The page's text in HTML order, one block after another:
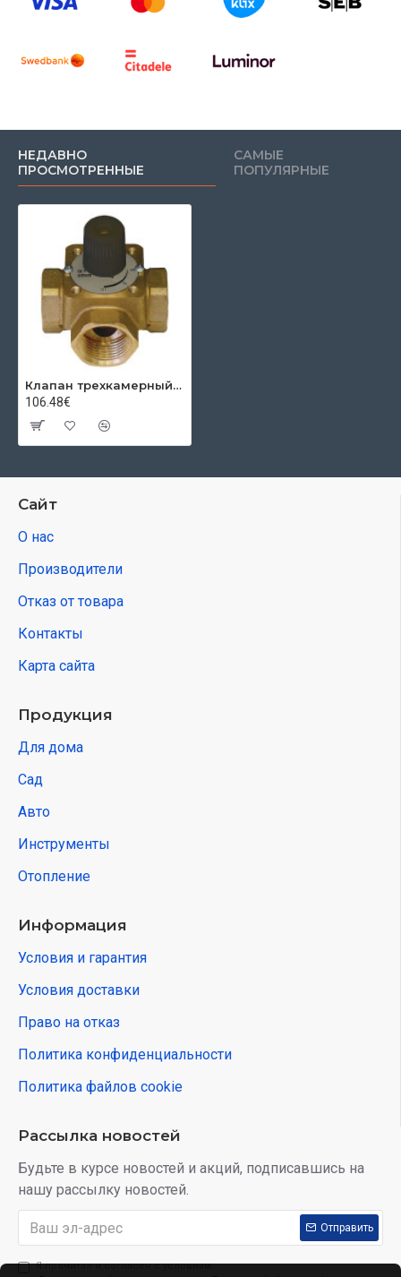
НЕДАВНО
ПРОСМОТРЕННЫЕ
САМЫЕ
ПОПУЛЯРНЫЕ
Клапан трехкамерный 1 1/2", kvs=25
106.48€
Сайт
О нас
Производители
Отказ от товара
Контакты
Карта сайта
Продукция
Для дома
Сад
Авто
Инструменты
Отопление
Информация
Условия и гарантия
Условия доставки
Право на отказ
Политика конфиденциальности
Политика файлов cookie
Рассылка новостей
Будьте в курсе новостей и акций, подписавшись на
нашу рассылку новостей.
Отправить
Я прочитал и согласен с условиям: